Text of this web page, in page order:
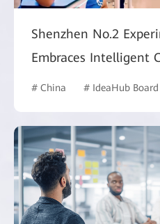
Shenzhen No.2
Embraces Intelligent
# China # IdeaHub Board